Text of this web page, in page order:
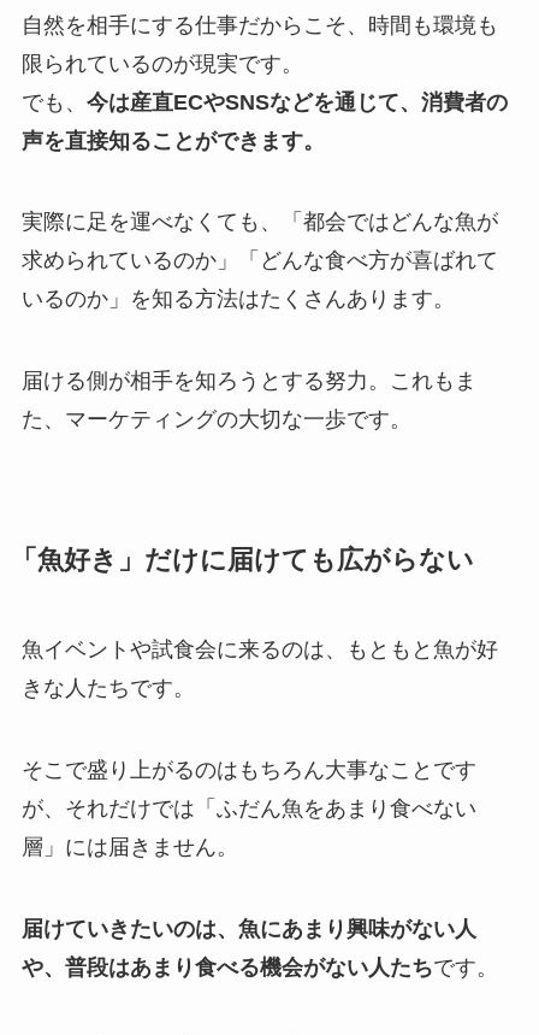
自然を相手にする仕事だからこそ、時間も環境も
限られているのが現実です。
でも、 今は産直ECやSNSなどを通じて、消費者の
声を直接知ることができます。
実際に足を運べなくても、「都会ではどんな魚が
求められているのか」「どんな食べ方が喜ばれて
いるのか」を知る方法はたくさんあります。
届ける側が相手を知ろうとする努力。これもま
た、マーケティングの大切な一歩です。
「魚好き」だけに届けても広がらない
魚イベントや試食会に来るのは、もともと魚が好
きな人たちです。
そこで盛り上がるのはもちろん大事なことです
が、それだけでは「ふだん魚をあまり食べない
層」には届きません。
届けていきたいのは、魚にあまり興味がない人
や、普段はあまり食べる機会がない人たちです。